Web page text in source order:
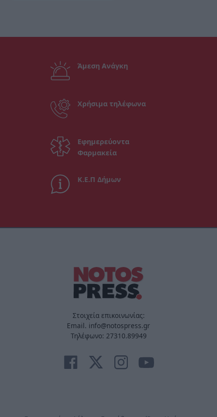
Άμεση Ανάγκη
Χρήσιμα τηλέφωνα
Εφημερεύοντα
Φαρμακεία
Κ.Ε.Π Δήμων
Στοιχεία επικοινωνίας:
Email. info@notospress.gr
Τηλέφωνο: 27310.89949